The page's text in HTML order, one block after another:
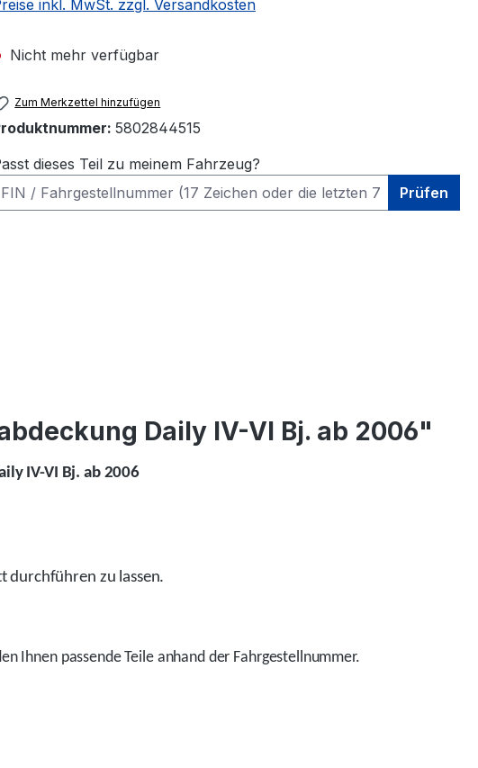
inkl. MwSt. zzgl. Versandkosten
Nicht mehr verfügbar
Zum Merkzettel hinzufügen
5802844515
dieses Teil zu meinem Fahrzeug?
Prüfen
Daily IV-VI Bj. ab 2006"
IV-VI Bj. ab 2006
durchführen zu lassen.
Ihnen passende Teile anhand der Fahrgestellnummer.